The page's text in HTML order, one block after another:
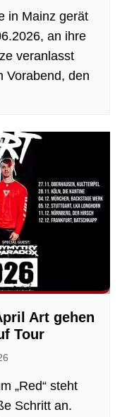
in Mainz gerät
an ihre
veranlasst
Vorabend, den
Art gehen
Tour
„Red“ steht
Schritt an.